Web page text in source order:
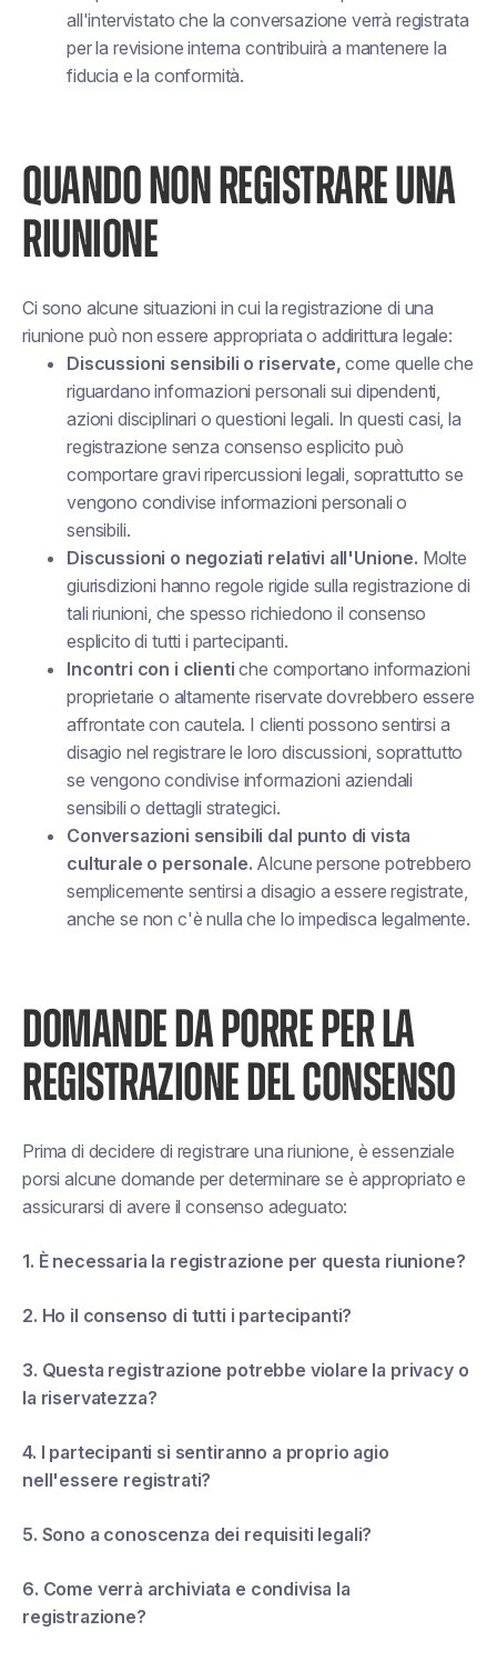
all'intervistato che la conversazione verrà registrata
per la revisione interna contribuirà a mantenere la
fiducia e la conformità.
QUANDO NON REGISTRARE UNA
RIUNIONE
Ci sono alcune situazioni in cui la registrazione di una
riunione può non essere appropriata o addirittura legale:
Discussioni sensibili o riservate, come quelle che
riguardano informazioni personali sui dipendenti,
azioni disciplinari o questioni legali. In questi casi, la
registrazione senza consenso esplicito può
comportare gravi ripercussioni legali, soprattutto se
vengono condivise informazioni personali o
sensibili.
Discussioni o negoziati relativi all'Unione. Molte
giurisdizioni hanno regole rigide sulla registrazione di
tali riunioni, che spesso richiedono il consenso
esplicito di tutti i partecipanti.
Incontri con i clientiche comportano informazioni
proprietarie o altamente riservate dovrebbero essere
affrontate con cautela. I clienti possono sentirsi a
disagio nel registrare le loro discussioni, soprattutto
se vengono condivise informazioni aziendali
sensibili o dettagli strategici.
Conversazioni sensibili dal punto di vista
culturale o personale. Alcune persone potrebbero
semplicemente sentirsi a disagio a essere registrate,
anche se non c'è nulla che lo impedisca legalmente.
DOMANDE DA PORRE PER LA
REGISTRAZIONE DEL CONSENSO
Prima di decidere di registrare una riunione, è essenziale
porsi alcune domande per determinare se è appropriato e
assicurarsi di avere il consenso adeguato:
1. È necessaria la registrazione per questa riunione?
2. Ho il consenso di tutti i partecipanti?
3. Questa registrazione potrebbe violare la privacy o
la riservatezza?
4. I partecipanti si sentiranno a proprio agio
nell'essere registrati?
5. Sono a conoscenza dei requisiti legali?
6. Come verrà archiviata e condivisa la
registrazione?